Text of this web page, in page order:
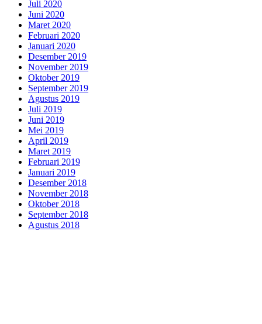
Juli 2020
Juni 2020
Maret 2020
Februari 2020
Januari 2020
Desember 2019
November 2019
Oktober 2019
September 2019
Agustus 2019
Juli 2019
Juni 2019
Mei 2019
April 2019
Maret 2019
Februari 2019
Januari 2019
Desember 2018
November 2018
Oktober 2018
September 2018
Agustus 2018